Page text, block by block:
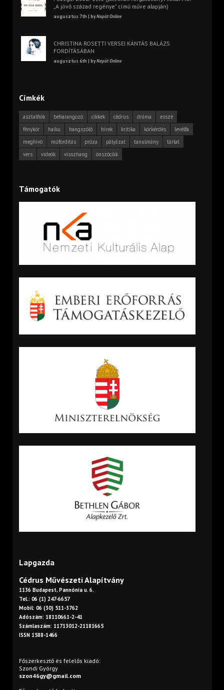
„A jövő század regénye” című műve alapján)
augusztus 7th | byNapút Online
CHRISTINA ROSETTI VERSEI KÁNTÁS BALÁZS
FORDÍTÁSÁBAN
augusztus 6th | byNapút Online
Címkék
asztalfiók beharangozó cikkek cédrus dráma
esszé
fénykör
haiku hangszóló hírek kritika körkérdés
levélfa
meghívó
műfordítás próza pályázat tanulmány
tárlat
vers
videók visszhang önszócikk
Támogatók
Lapgazda
Cédrus Művészeti Alapítvány
1136 Budapest, Pannónia u. 6.
Tel.: 06 (1) 247-6657
Mobil: 06 (30) 511-3762
Adószám: 18110661-2-41
Számlaszám: 11713012-21181665
ISSN 1588-1466
Főszerkesztő és felelős kiadó:
Szondi György
szon46gy@gmail.com